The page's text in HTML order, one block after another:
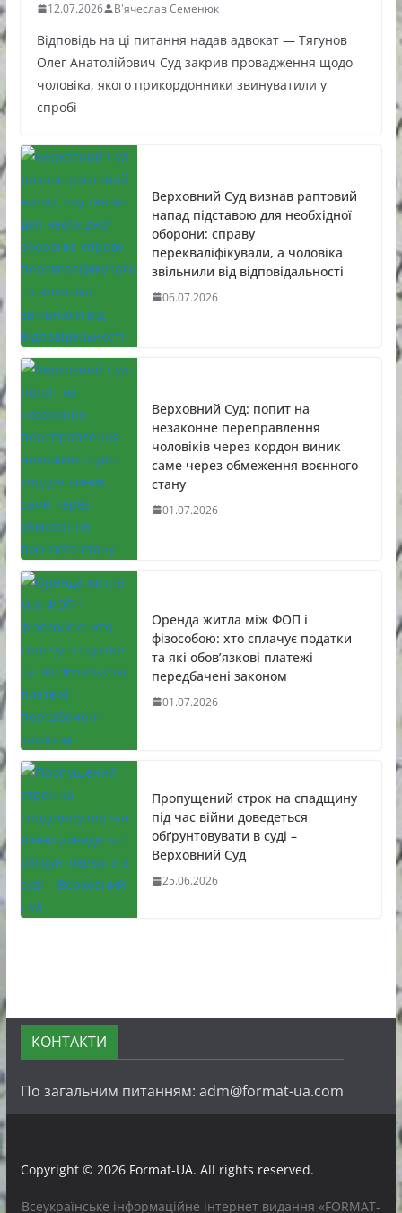
12.07.2026 В'ячеслав Семенюк
Відповідь на ці питання надав адвокат — Тягунов
Олег Анатолійович Суд закрив провадження щодо
чоловіка, якого прикордонники звинуватили у
спробі
Верховний Суд визнав раптовий
напад підставою для необхідної
оборони: справу
перекваліфікували, а чоловіка
звільнили від відповідальності
06.07.2026
Верховний Суд: попит на
незаконне переправлення
чоловіків через кордон виник
саме через обмеження воєнного
стану
01.07.2026
Оренда житла між ФОП і
фізособою: хто сплачує податки
та які обов’язкові платежі
передбачені законом
01.07.2026
Пропущений строк на спадщину
під час війни доведеться
обґрунтовувати в суді –
Верховний Суд
25.06.2026
КОНТАКТИ
По загальним питанням: adm@format-ua.com
Copyright © 2026 Format-UA. All rights reserved.
Всеукраїнське інформаційне інтернет видання «FORMAT-